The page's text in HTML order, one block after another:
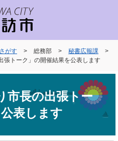
がす > 総務部 > 秘書広報課
>
張トーク」の開催結果を公表します
市長の出張トー
表します